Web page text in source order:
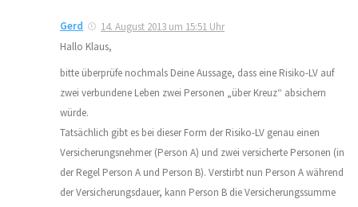
Gerd
14. August 2013 um 15:51 Uhr
Hallo Klaus,
bitte überprüfe nochmals Deine Aussage, dass eine Risiko-LV auf
zwei verbundene Leben zwei Personen „über Kreuz“ absichern
würde.
Tatsächlich gibt es bei dieser Form der Risiko-LV genau einen
Versicherungsnehmer (Person A) und zwei versicherte Personen (in
der Regel Person A und Person B). Verstirbt nun Person A während
der Versicherungsdauer, kann Person B die Versicherungssumme